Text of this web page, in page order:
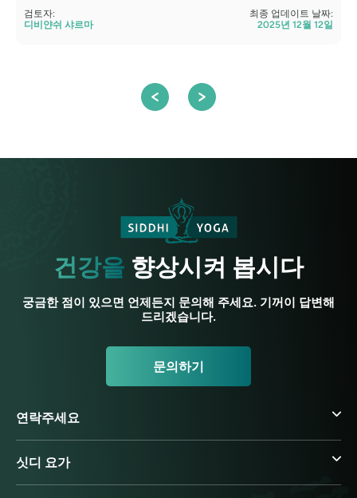
검토자:
디비얀쉬 샤르마
최종 업데이트 날짜:
2025년 12월 12일
건강을 향상시켜 봅시다
궁금한 점이 있으면 언제든지 문의해 주세요. 기꺼이 답변해
드리겠습니다.
문의하기
연락주세요
싯디 요가